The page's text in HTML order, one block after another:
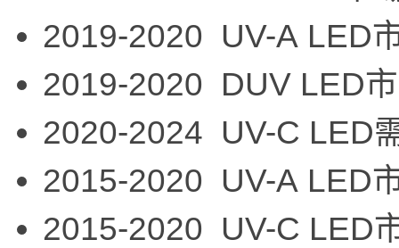
2019-2020 UV-A LED
2019-2020 DUV LED
2020-2024 UV-C LED
2015-2020 UV-A LED
2015-2020 UV-C LED